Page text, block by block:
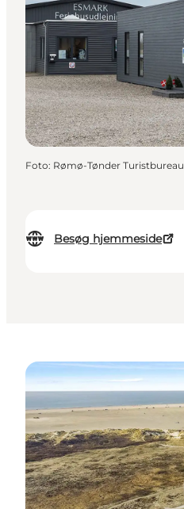
Besøg hjemmeside
Foto: Rømø-Tønder Turistbureau